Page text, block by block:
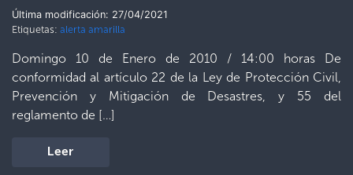
Última modificación: 27/04/2021
Etiquetas: alerta amarilla
Domingo 10 de Enero de 2010 / 14:00 horas De
conformidad al artículo 22 de la Ley de Protección Civil,
Prevención y Mitigación de Desastres, y 55 del
reglamento de […]
Leer